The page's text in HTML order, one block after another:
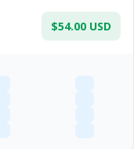
$54.00 USD